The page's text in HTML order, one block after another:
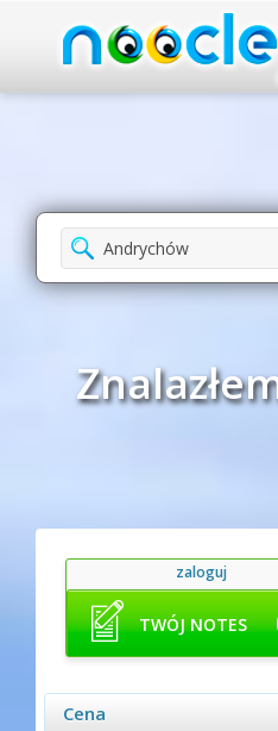
zaloguj
TWÓJ NOTES
Cena